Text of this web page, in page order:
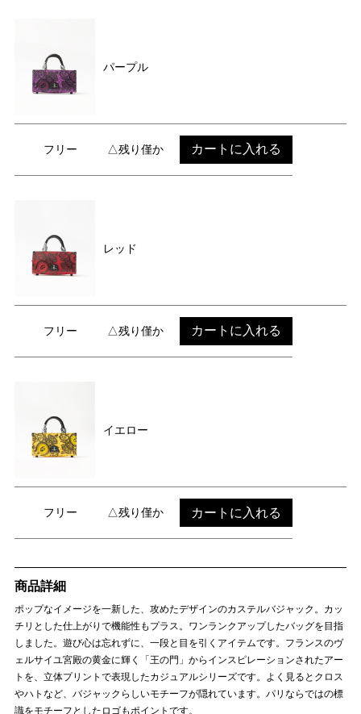
パープル
フリー △残り僅か カートに入れる
レッド
フリー △残り僅か カートに入れる
イエロー
フリー △残り僅か カートに入れる
商品詳細
ポップなイメージを一新した、攻めたデザインのカステルバジャック。カッ
チリとした仕上がりで機能性もプラス。ワンランクアップしたバッグを目指
しました。遊び心は忘れずに、一段と目を引くアイテムです。フランスのヴ
ェルサイユ宮殿の黄金に輝く「王の門」からインスピレーションされたアー
トを、立体プリントで表現したカジュアルシリーズです。よく見るとクロス
やハトなど、バジャックらしいモチーフが隠れています。パリならではの標
識をモチーフとしたロゴもポイントです。